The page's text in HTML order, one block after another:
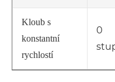
Kloub s
konstantní
rychlostí
0